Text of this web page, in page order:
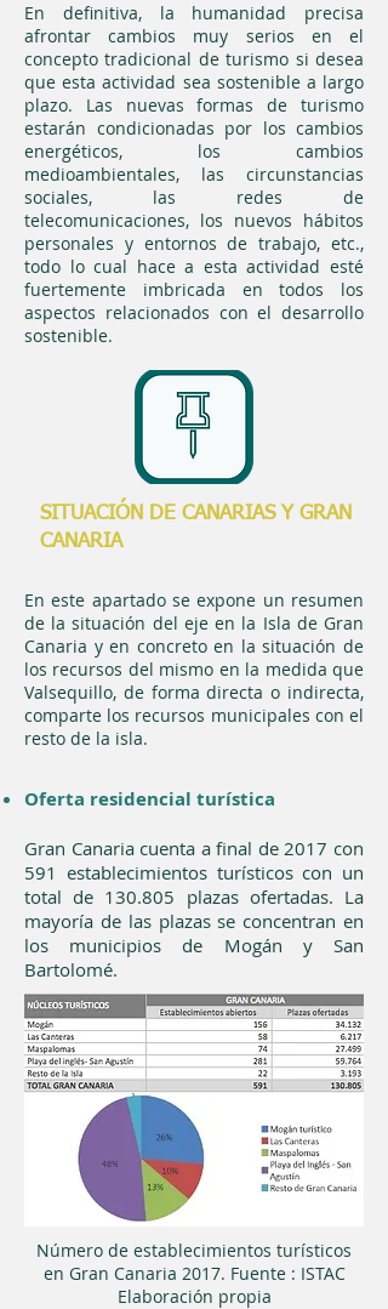
Oferta residencial turística
Gran Canaria cuenta a final de 2017 con
591 establecimientos turísticos con un
total de 130.805 plazas ofertadas. La
mayoría de las plazas se concentran en
los municipios de Mogán y San
Bartolomé.
SITUACIÓN DE CANARIAS Y GRAN
CANARIA
En definitiva, la humanidad precisa
afrontar cambios muy serios en el
concepto tradicional de turismo si desea
que esta actividad sea sostenible a largo
plazo. Las nuevas formas de turismo
estarán condicionadas por los cambios
energéticos, los cambios
medioambientales, las circunstancias
sociales, las redes de
telecomunicaciones, los nuevos hábitos
personales y entornos de trabajo, etc.,
todo lo cual hace a esta actividad esté
fuertemente imbricada en todos los
aspectos relacionados con el desarrollo
sostenible.
En este apartado se expone un resumen
de la situación del eje en la Isla de Gran
Canaria y en concreto en la situación de
los recursos del mismo en la medida que
Valsequillo, de forma directa o indirecta,
comparte los recursos municipales con el
resto de la isla.
Número de establecimientos turísticos
en Gran Canaria 2017. Fuente : ISTAC
Elaboración propia